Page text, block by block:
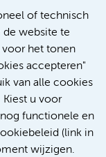
of technisch
de website te
het tonen
accepteren"
van alle cookies
u voor
functionele en
(link in
wijzigen.